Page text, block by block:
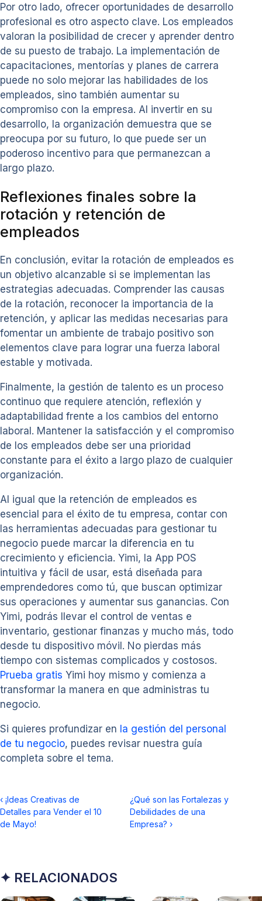
Por otro lado, ofrecer oportunidades de desarrollo
profesional es otro aspecto clave. Los empleados
valoran la posibilidad de crecer y aprender dentro
de su puesto de trabajo. La implementación de
capacitaciones, mentorías y planes de carrera
puede no solo mejorar las habilidades de los
empleados, sino también aumentar su
compromiso con la empresa. Al invertir en su
desarrollo, la organización demuestra que se
preocupa por su futuro, lo que puede ser un
poderoso incentivo para que permanezcan a
largo plazo.
Reflexiones finales sobre la
rotación y retención de
empleados
En conclusión, evitar la rotación de empleados es
un objetivo alcanzable si se implementan las
estrategias adecuadas. Comprender las causas
de la rotación, reconocer la importancia de la
retención, y aplicar las medidas necesarias para
fomentar un ambiente de trabajo positivo son
elementos clave para lograr una fuerza laboral
estable y motivada.
Finalmente, la gestión de talento es un proceso
continuo que requiere atención, reflexión y
adaptabilidad frente a los cambios del entorno
laboral. Mantener la satisfacción y el compromiso
de los empleados debe ser una prioridad
constante para el éxito a largo plazo de cualquier
organización.
Al igual que la retención de empleados es
esencial para el éxito de tu empresa, contar con
las herramientas adecuadas para gestionar tu
negocio puede marcar la diferencia en tu
crecimiento y eficiencia. Yimi, la App POS
intuitiva y fácil de usar, está diseñada para
emprendedores como tú, que buscan optimizar
sus operaciones y aumentar sus ganancias. Con
Yimi, podrás llevar el control de ventas e
inventario, gestionar finanzas y mucho más, todo
desde tu dispositivo móvil. No pierdas más
tiempo con sistemas complicados y costosos.
Prueba gratis Yimi hoy mismo y comienza a
transformar la manera en que administras tu
negocio.
Si quieres profundizar en la gestión del personal
de tu negocio, puedes revisar nuestra guía
completa sobre el tema.
‹ ¡Ideas Creativas de
Detalles para Vender el 10
de Mayo!
¿Qué son las Fortalezas y
Debilidades de una
Empresa? ›
✦ RELACIONADOS